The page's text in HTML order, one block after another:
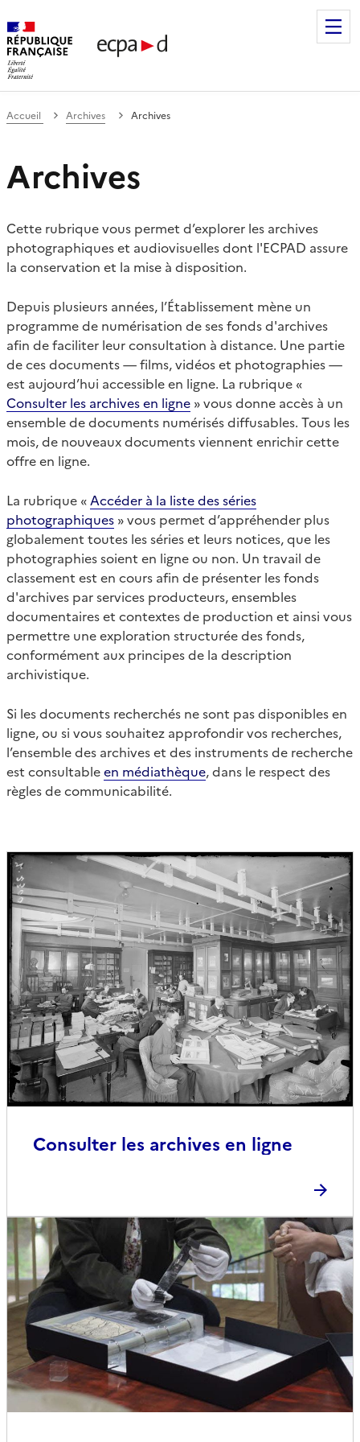
de communication et de production
Accueil Archives Archives
Archives
Cette rubrique vous permet d’explorer les archives
photographiques et audiovisuelles dont l'ECPAD assure
la conservation et la mise à disposition.
Depuis plusieurs années, l’Établissement mène un
programme de numérisation de ses fonds d'archives
afin de faciliter leur consultation à distance. Une partie
de ces documents — films, vidéos et photographies —
est aujourd’hui accessible en ligne. La rubrique «
Consulter les archives en ligne » vous donne accès à un
ensemble de documents numérisés diffusables. Tous les
mois, de nouveaux documents viennent enrichir cette
offre en ligne.
La rubrique « Accéder à la liste des séries
photographiques » vous permet d’appréhender plus
globalement toutes les séries et leurs notices, que les
photographies soient en ligne ou non. Un travail de
classement est en cours afin de présenter les fonds
d'archives par services producteurs, ensembles
documentaires et contextes de production et ainsi vous
permettre une exploration structurée des fonds,
conformément aux principes de la description
archivistique.
Si les documents recherchés ne sont pas disponibles en
ligne, ou si vous souhaitez approfondir vos recherches,
l’ensemble des archives et des instruments de recherche
est consultableen médiathèque, dans le respect des
règles de communicabilité.
Consulter les archives en ligne